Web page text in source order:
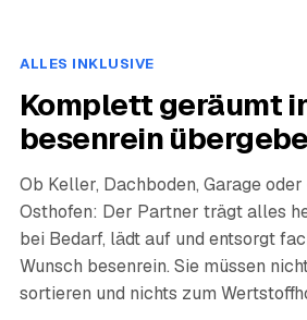
ALLES INKLUSIVE
Komplett geräumt
besenrein
Ob Keller, Dachboden, Garage
Osthofen: Der Partner trägt alles
bei Bedarf, lädt auf und entsorgt
Wunsch besenrein. Sie müssen
sortieren und nichts zum